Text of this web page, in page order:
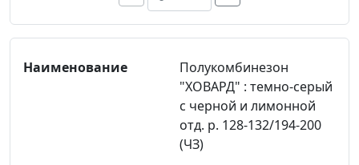
Полукомбинезон
"ХОВАРД" : темно-серый
с черной и лимонной
отд. р. 128-132/194-200
(ЧЗ)